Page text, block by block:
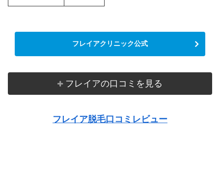
フレイアクリニック公式
フレイアの口コミを見る
フレイア脱毛口コミレビュー